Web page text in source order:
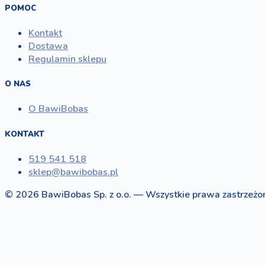
POMOC
Kontakt
Dostawa
Regulamin sklepu
O NAS
O BawiBobas
KONTAKT
519 541 518
sklep@bawibobas.pl
© 2026 BawiBobas Sp. z o.o. — Wszystkie prawa